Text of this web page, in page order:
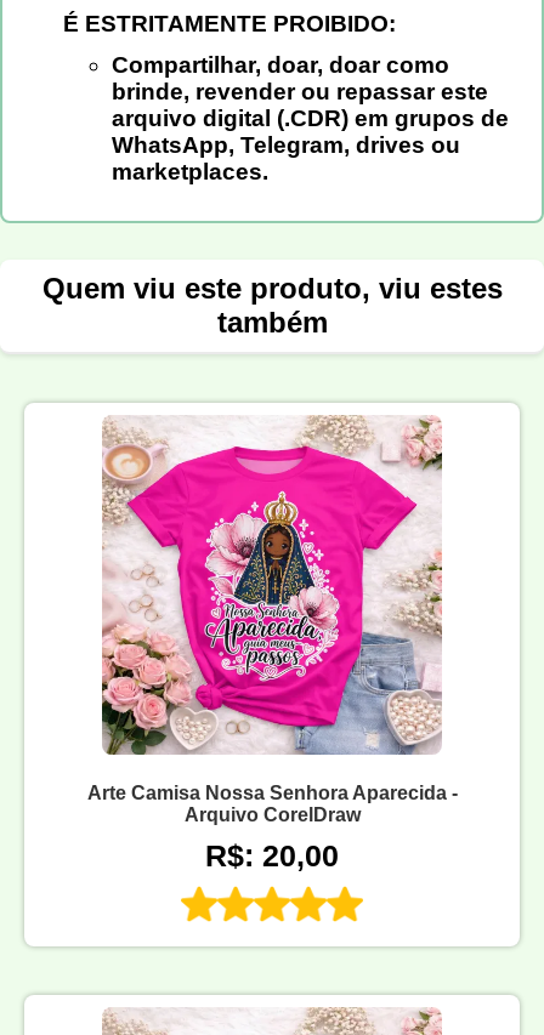
É ESTRITAMENTE PROIBIDO:
Compartilhar, doar, doar como
brinde, revender ou repassar este
arquivo digital (.CDR) em grupos de
WhatsApp, Telegram, drives ou
marketplaces.
Quem viu este produto, viu estes
também
Arte Camisa Nossa Senhora Aparecida -
Arquivo CorelDraw
R$: 20,00